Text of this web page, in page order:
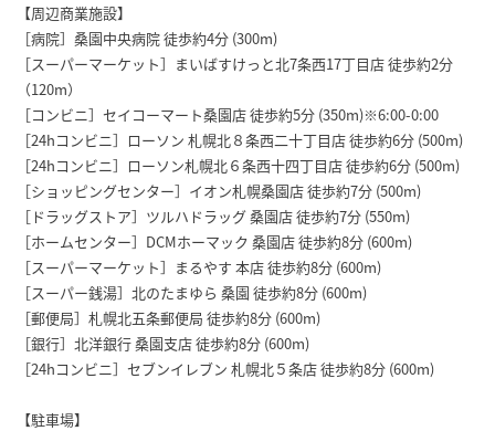
【周辺商業施設】
［病院］桑園中央病院 徒歩約4分 (300m)
［スーパーマーケット］まいばすけっと北7条西17丁目店 徒歩約2分
（120m）
［コンビニ］セイコーマート桑園店 徒歩約5分 (350m)※6:00-0:00
［24hコンビニ］ローソン 札幌北８条西二十丁目店 徒歩約6分 (500m)
［24hコンビニ］ローソン札幌北６条西十四丁目店 徒歩約6分 (500m)
［ショッピングセンター］イオン札幌桑園店 徒歩約7分 (500m)
［ドラッグストア］ツルハドラッグ 桑園店 徒歩約7分 (550m)
［ホームセンター］DCMホーマック 桑園店 徒歩約8分 (600m)
［スーパーマーケット］まるやす 本店 徒歩約8分 (600m)
［スーパー銭湯］北のたまゆら 桑園 徒歩約8分 (600m)
［郵便局］札幌北五条郵便局 徒歩約8分 (600m)
［銀行］北洋銀行 桑園支店 徒歩約8分 (600m)
［24hコンビニ］セブンイレブン 札幌北５条店 徒歩約8分 (600m)
【駐車場】